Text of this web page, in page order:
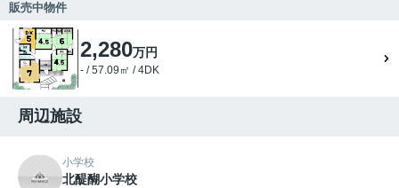
販売中物件
2,280万円
- / 57.09㎡ / 4DK
周辺施設
小学校
北醍醐小学校